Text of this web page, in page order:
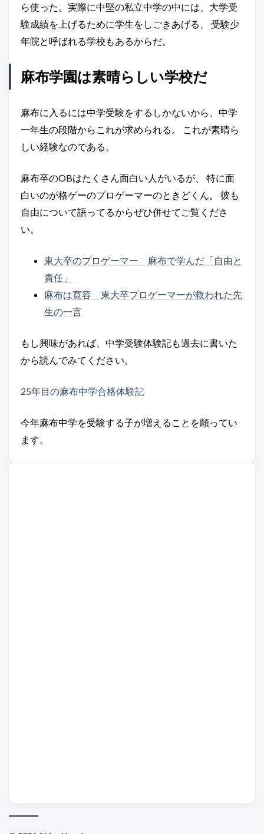
ら使った。実際に中堅の私立中学の中には、大学受
験成績を上げるために学生をしごきあげる、 受験少
年院と呼ばれる学校もあるからだ。
麻布学園は素晴らしい学校だ
麻布に入るには中学受験をするしかないから、中学
一年生の段階からこれが求められる。 これが素晴ら
しい経験なのである。
麻布卒のOBはたくさん面白い人がいるが、 特に面
白いのが格ゲーのプロゲーマーのときどくん。 彼も
自由について語ってるからぜひ併せてご覧くださ
い。
東大卒のプロゲーマー 麻布で学んだ「自由と
責任」
麻布は寛容 東大卒プロゲーマーが救われた先
生の一言
もし興味があれば、中学受験体験記も過去に書いた
から読んでみてください。
25年目の麻布中学合格体験記
今年麻布中学を受験する子が増えることを願ってい
ます。